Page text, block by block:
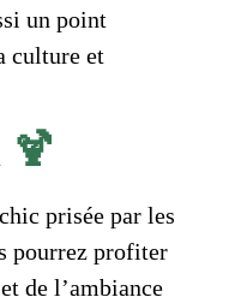
un point
culture et
🍹
prisée par les
pourrez profiter
de l’ambiance